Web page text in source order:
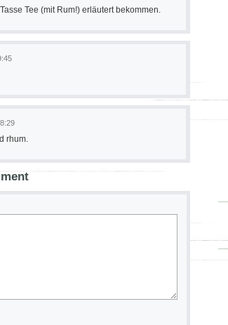
Tee (mit Rum!) erläutert bekommen.
rhum.